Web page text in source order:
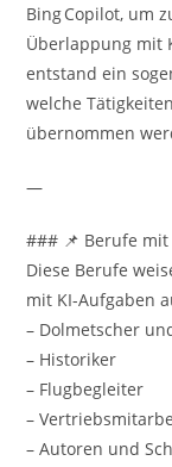
Bing Copilot, um
Überlappung mit
entstand ein
welche
übernommen
—
### 📌 Berufe mit
Diese Berufe
mit KI-Aufgaben
– Dolmetscher
– Historiker
– Flugbegleiter
–
– Autoren und